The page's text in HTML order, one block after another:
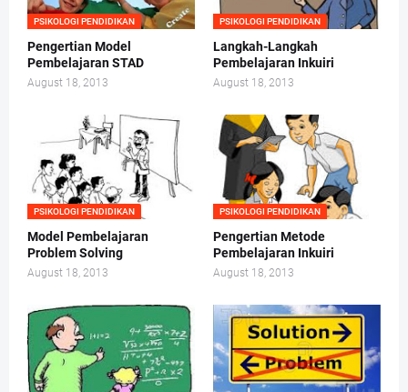
PSIKOLOGI PENDIDIKAN
Pengertian Model
Pembelajaran STAD
August 18, 2013
PSIKOLOGI PENDIDIKAN
Langkah-Langkah
Pembelajaran Inkuiri
August 18, 2013
PSIKOLOGI PENDIDIKAN
Model Pembelajaran
Problem Solving
August 18, 2013
PSIKOLOGI PENDIDIKAN
Pengertian Metode
Pembelajaran Inkuiri
August 18, 2013